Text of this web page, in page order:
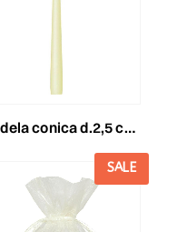
conica d.2,5 cmh.25 cm -250/25- conf. pz.12 avorio
SALE